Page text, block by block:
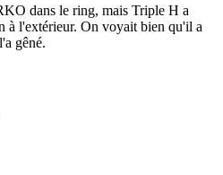
dans le ring, mais Triple H a
à l'extérieur. On voyait bien qu'il a
gêné.